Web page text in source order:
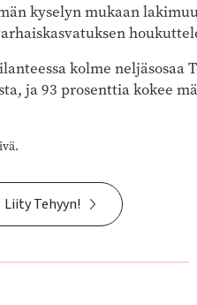
kyselyn mukaan
kolme
ja 93 prosenttia kokee
Liity Tehyyn!